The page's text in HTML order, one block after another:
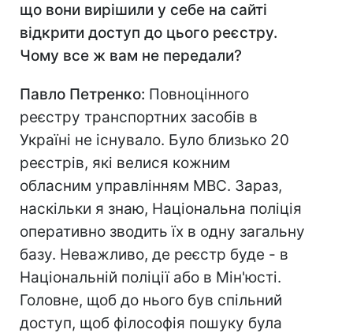
що вони вирішили у себе на сайті
відкрити доступ до цього реєстру.
Чому все ж вам не передали?
Павло Петренко: Повноцінного
реєстру транспортних засобів в
Україні не існувало. Було близько 20
реєстрів, які велися кожним
обласним управлінням МВС. Зараз,
наскільки я знаю, Національна поліція
оперативно зводить їх в одну загальну
базу. Неважливо, де реєстр буде - в
Національній поліції або в Мін'юсті.
Головне, щоб до нього був спільний
доступ, щоб філософія пошуку була